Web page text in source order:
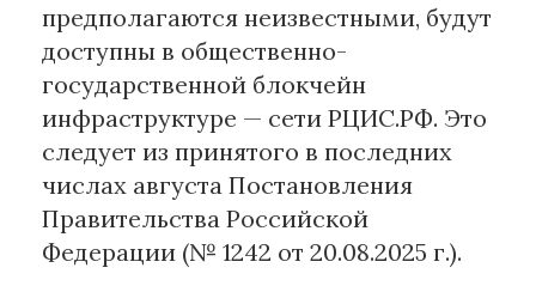
Образование
Издательское дело
Музыка
Музеи
Материалы партнеров
АКИ
предполагаются неизвестными, будут
доступны в общественно-
государственной блокчейн
инфраструктуре — сети РЦИС.РФ. Это
следует из принятого в последних
числах августа Постановления
Правительства Российской
Федерации (№ 1242 от 20.08.2025 г.).